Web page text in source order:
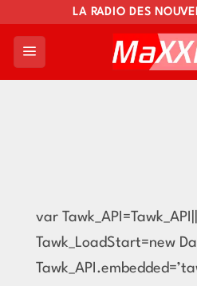
content
LA RADIO DES
var
Tawk_LoadStart=new